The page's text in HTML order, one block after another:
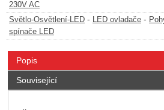
230V AC
Světlo-Osvětlení-LED - LED ovladače -
spínače LED
Popis
Související